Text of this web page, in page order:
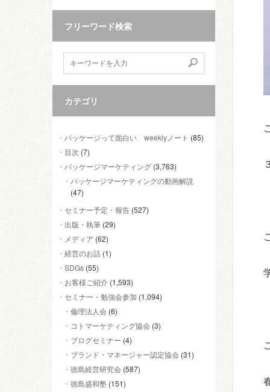
フリーワード検索
カテゴリ
パッケージって面白い weeklyノート (85)
目次 (7)
パッケージマーケティング (3,763)
パッケージマーケティングの動画解説
(47)
セミナー予定・報告 (527)
出版・執筆 (29)
メディア (62)
経営のお話 (1)
SDGs (55)
お客様ご紹介 (1,593)
セミナー・勉強会参加 (1,094)
倫理法人会 (6)
コトマーケティング協会 (3)
ブログセミナー (4)
ブランド・マネージャー認定協会 (31)
徳島経営研究会 (587)
徳島盛和塾 (151)